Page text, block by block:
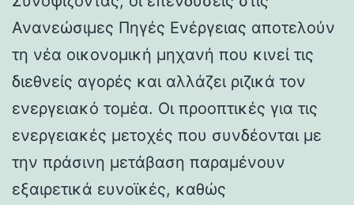
Ανανεώσιμες Πηγές Ενέργειας αποτελούν
τη νέα οικονομική μηχανή που κινεί τις
διεθνείς αγορές και αλλάζει ριζικά τον
ενεργειακό τομέα. Οι προοπτικές για τις
ενεργειακές μετοχές που συνδέονται με
την πράσινη μετάβαση παραμένουν
εξαιρετικά ευνοϊκές, καθώς